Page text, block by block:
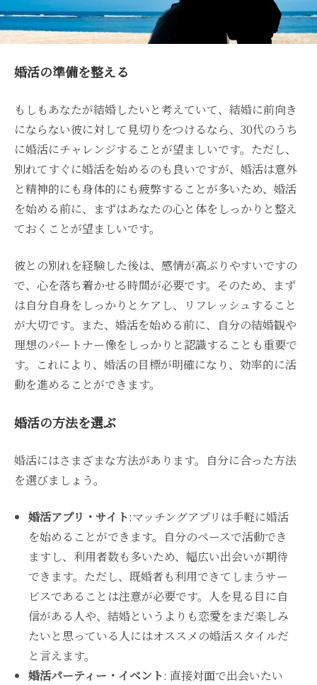
婚活の準備を整える
もしもあなたが結婚したいと考えていて、結婚に前向き
にならない彼に対して見切りをつけるなら、30代のうち
に婚活にチャレンジすることが望ましいです。ただし、
別れてすぐに婚活を始めるのも良いですが、婚活は意外
と精神的にも身体的にも疲弊することが多いため、婚活
を始める前に、まずはあなたの心と体をしっかりと整え
ておくことが望ましいです。
彼との別れを経験した後は、感情が高ぶりやすいですの
で、心を落ち着かせる時間が必要です。そのため、まず
は自分自身をしっかりとケアし、リフレッシュすること
が大切です。また、婚活を始める前に、自分の結婚観や
理想のパートナー像をしっかりと認識することも重要で
す。これにより、婚活の目標が明確になり、効率的に活
動を進めることができます。
婚活の方法を選ぶ
婚活にはさまざまな方法があります。自分に合った方法
を選びましょう。
婚活アプリ・サイト:マッチングアプリは手軽に婚活
を始めることができます。自分のペースで活動でき
ますし、利用者数も多いため、幅広い出会いが期待
できます。ただし、既婚者も利用できてしまうサー
ビスであることは注意が必要です。人を見る目に自
信がある人や、結婚というよりも恋愛をまだ楽しみ
たいと思っている人にはオススメの婚活スタイルだ
と言えます。
婚活パーティー・イベント: 直接対面で出会いたい